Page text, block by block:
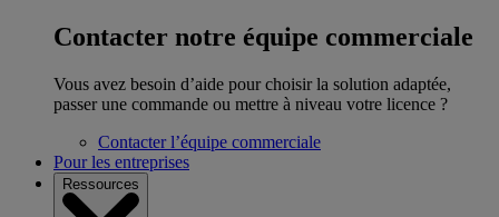
Contacter notre équipe commerciale
Vous avez besoin d’aide pour choisir la solution adaptée,
passer une commande ou mettre à niveau votre licence ?
Contacter l’équipe commerciale
Pour les entreprises
Ressources